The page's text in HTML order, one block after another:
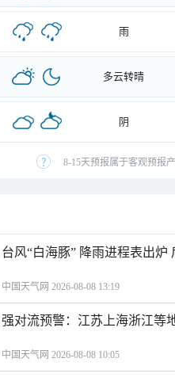
雨
多云转晴
阴
8-15天预报属于客观预报
台风“白海豚” 降雨进程表出炉
中国天气网 2026-08-08 13:19
强对流预警：江苏上海浙江等
中国天气网 2026-08-08 10:05